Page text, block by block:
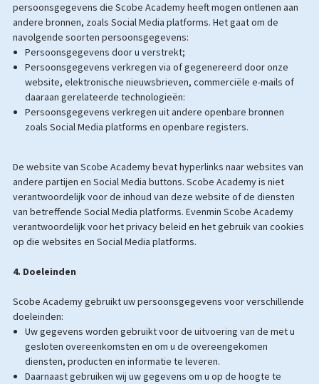
persoonsgegevens die Scobe Academy heeft mogen ontlenen aan
andere bronnen, zoals Social Media platforms. Het gaat om de
navolgende soorten persoonsgegevens:
Persoonsgegevens door u verstrekt;
Persoonsgegevens verkregen via of gegenereerd door onze
website, elektronische nieuwsbrieven, commerciële e-mails of
daaraan gerelateerde technologieën:
Persoonsgegevens verkregen uit andere openbare bronnen
zoals Social Media platforms en openbare registers.
De website van Scobe Academy bevat hyperlinks naar websites van
andere partijen en Social Media buttons. Scobe Academy is niet
verantwoordelijk voor de inhoud van deze website of de diensten
van betreffende Social Media platforms. Evenmin Scobe Academy
verantwoordelijk voor het privacy beleid en het gebruik van cookies
op die websites en Social Media platforms.
4. Doeleinden
Scobe Academy gebruikt uw persoonsgegevens voor verschillende
doeleinden:
Uw gegevens worden gebruikt voor de uitvoering van de met u
gesloten overeenkomsten en om u de overeengekomen
diensten, producten en informatie te leveren.
Daarnaast gebruiken wij uw gegevens om u op de hoogte te